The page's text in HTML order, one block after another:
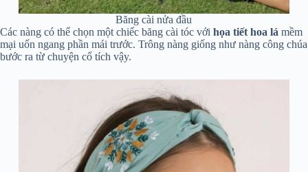
Băng cài nửa đầu
Các nàng có thể chọn một chiếc băng cài tóc với họa tiết hoa lá mềm
mại uốn ngang phần mái trước. Trông nàng giống như nàng công chúa
bước ra từ chuyện cổ tích vậy.